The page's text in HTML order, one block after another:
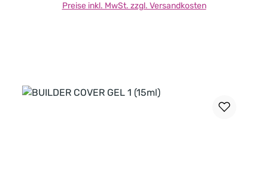
Preise inkl. MwSt. zzgl. Versandkosten